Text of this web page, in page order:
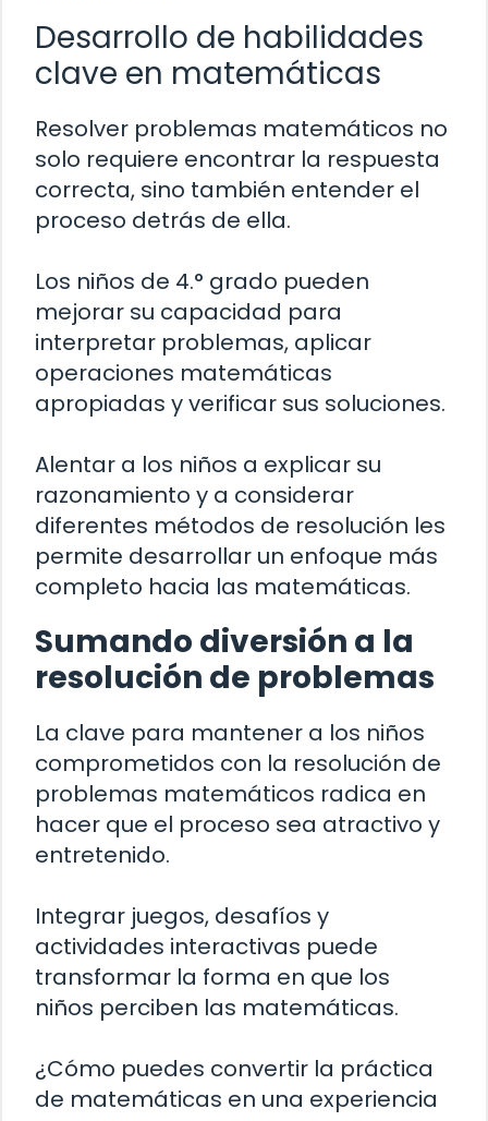
Desarrollo de habilidades
clave en matemáticas
Resolver problemas matemáticos no
solo requiere encontrar la respuesta
correcta, sino también entender el
proceso detrás de ella.
Los niños de 4.° grado pueden
mejorar su capacidad para
interpretar problemas, aplicar
operaciones matemáticas
apropiadas y verificar sus soluciones.
Alentar a los niños a explicar su
razonamiento y a considerar
diferentes métodos de resolución les
permite desarrollar un enfoque más
completo hacia las matemáticas.
Sumando diversión a la
resolución de problemas
La clave para mantener a los niños
comprometidos con la resolución de
problemas matemáticos radica en
hacer que el proceso sea atractivo y
entretenido.
Integrar juegos, desafíos y
actividades interactivas puede
transformar la forma en que los
niños perciben las matemáticas.
¿Cómo puedes convertir la práctica
de matemáticas en una experiencia